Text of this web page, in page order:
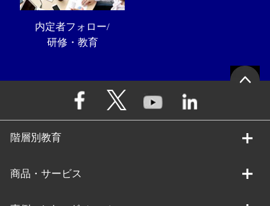
内定者フォロー/
研修・教育
階層別教育
商品・サービス